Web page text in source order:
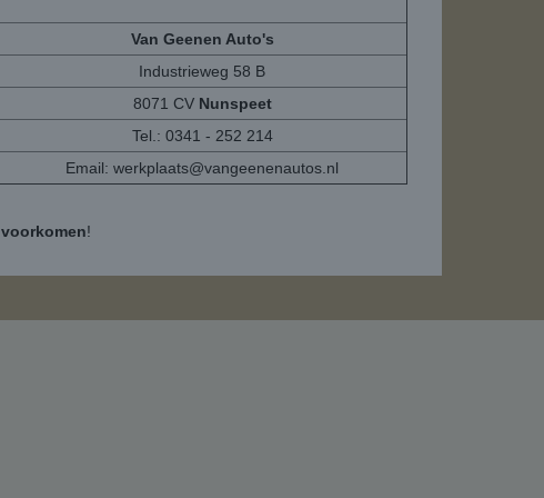
Van Geenen Auto's
Industrieweg 58 B
8071 CV Nunspeet
Tel.: 0341 - 252 214
Email: werkplaats@vangeenenautos.nl
voorkomen!